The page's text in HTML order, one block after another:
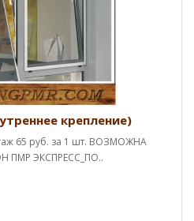
крепление)
65 руб. за 1 шт. ВОЗМОЖНА
ПМР ЭКСПРЕСС_ПО..